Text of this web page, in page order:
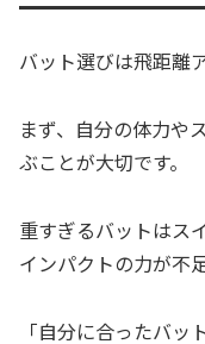
バット選びは飛距離
まず、自分の体力や
ぶことが大切です。
重すぎるバットはス
インパクトの力が不
「自分に合ったバ